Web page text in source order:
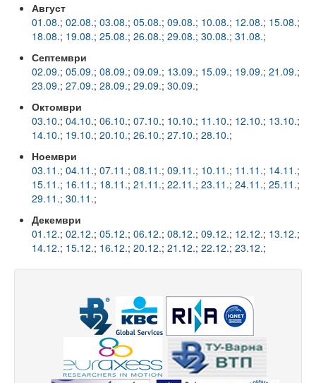
Високотехнологичен парк
Ресурси
Библиотека
Спортен комплекс
Студентски стол
Почивни бази
Общежития
Безжичен интернет
Сертификати
Защита на личните данни
Декларация за достъпност
Август
01.08.; 02.08.; 03.08.; 05.08.; 09.08.; 10.08.; 12.08.; 15.08.;
18.08.; 19.08.; 25.08.; 26.08.; 29.08.; 30.08.; 31.08.;
Септември
02.09.; 05.09.; 08.09.; 09.09.; 13.09.; 15.09.; 19.09.; 21.09.;
23.09.; 27.09.; 28.09.; 29.09.; 30.09.;
Октомври
03.10.; 04.10.; 06.10.; 07.10.; 10.10.; 11.10.; 12.10.; 13.10.;
14.10.; 19.10.; 20.10.; 26.10.; 27.10.; 28.10.;
Ноември
03.11.; 04.11.; 07.11.; 08.11.; 09.11.; 10.11.; 11.11.; 14.11.;
15.11.; 16.11.; 18.11.; 21.11.; 22.11.; 23.11.; 24.11.; 25.11.;
29.11.; 30.11.;
Декември
01.12.; 02.12.; 05.12.; 06.12.; 08.12.; 09.12.; 12.12.; 13.12.;
14.12.; 15.12.; 16.12.; 20.12.; 21.12.; 22.12.; 23.12.;